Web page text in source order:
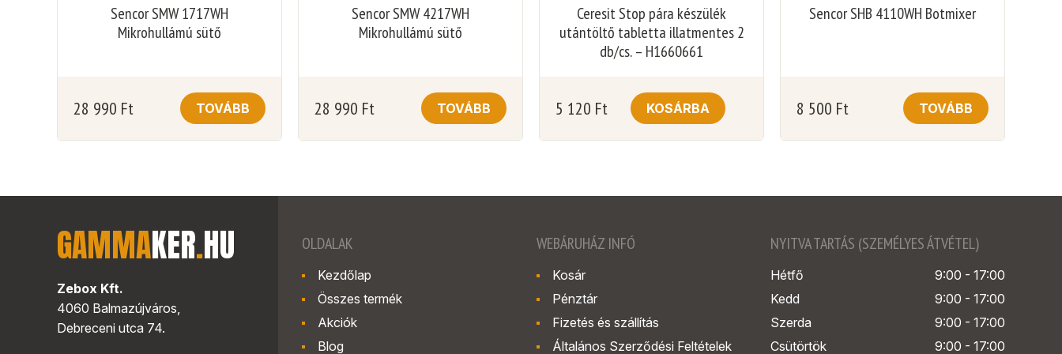
Sencor SMW 1717WH
Mikrohullámú sütő
28 990 Ft TOVÁBB
Sencor SMW 4217WH
Mikrohullámú sütő
28 990 Ft TOVÁBB
Ceresit Stop pára készülék
utántöltő tabletta illatmentes 2
db/cs. – H1660661
5 120 Ft KOSÁRBA
Sencor SHB 4110WH Botmixer
8 500 Ft TOVÁBB
GAMMAKER.HU
Zebox Kft.
4060 Balmazújváros,
Debreceni utca 74.
OLDALAK
Kezdőlap
Összes termék
Akciók
Blog
WEBÁRUHÁZ INFÓ
Kosár
Pénztár
Fizetés és szállítás
Általános Szerződési Feltételek
NYITVA TARTÁS (SZEMÉLYES ÁTVÉTEL)
Hétfő
9:00 - 17:00
Kedd
9:00 - 17:00
Szerda
9:00 - 17:00
Csütörtök
9:00 - 17:00